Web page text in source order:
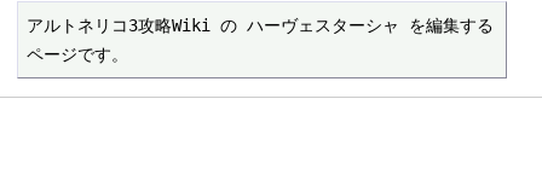
アルトネリコ3攻略Wiki の ハーヴェスターシャ を編集する
ページです。